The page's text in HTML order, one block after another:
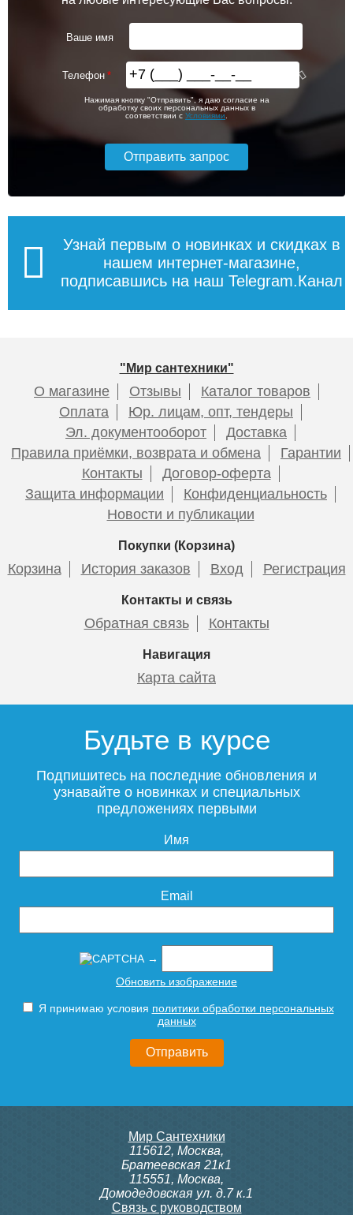
Ваше имя
Телефон
Нажимая кнопку "Отправить", я даю согласие на
обработку своих персональных данных в
соответствии с Условиями
Узнай первым о новинках и скидках в
нашем интернет-магазине,
подписавшись на наш Telegram.Канал
"Мир сантехники"
О магазине Отзывы
Каталог товаров
Оплата
Юр. лицам, опт, тендеры
Эл. документооборот
Доставка
Правила приёмки, возврата и обмена
Гарантии
Контакты
Договор-оферта
Защита информации
Конфиденциальность
Новости и публикации
Покупки (Корзина)
Корзина История заказов Вход Регистрация
Контакты и связь
Обратная связь Контакты
Навигация
Карта сайта
Будьте в курсе
Подпишитесь на последние обновления и
узнавайте о новинках и специальных
предложениях первыми
Имя
Email
→
Обновить изображение
Я принимаю условия политики обработки персональных
данных
Мир Сантехники
115612, Москва,
Братеевская 21к1
115551, Москва,
Домодедовская ул. д.7 к.1
Связь с руководством